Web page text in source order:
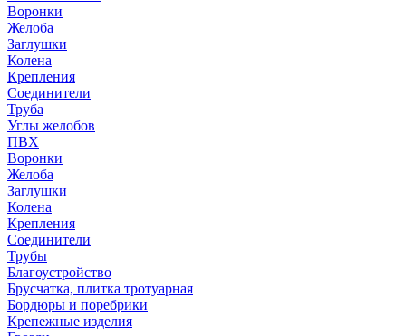
Воронки
Желоба
Заглушки
Колена
Крепления
Соединители
Труба
Углы желобов
ПВХ
Воронки
Желоба
Заглушки
Колена
Крепления
Соединители
Трубы
Благоустройство
Брусчатка, плитка тротуарная
Бордюры и поребрики
Крепежные изделия